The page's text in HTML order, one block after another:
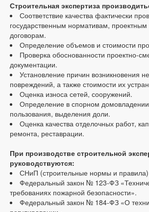
Строительная экспертиза
Соответствие качества фактически
государственным нормативам,
договорам.
Определение объемов и стоимости
Проверка обоснованности проектно-
документации.
Установление причин возникновения
повреждений, а также стоимости их
Оценка износа сетей, сооружений.
Определение в спорном
пользования, выделения доли.
Оценка качества отделочных работ,
ремонта, реставрации.
При производстве строительной
руководствуются:
СНиП (строительные нормы и
Федеральный закон № 123-ФЗ
требованиях пожарной безопасности».
Федеральный закон № 184-ФЗ «О